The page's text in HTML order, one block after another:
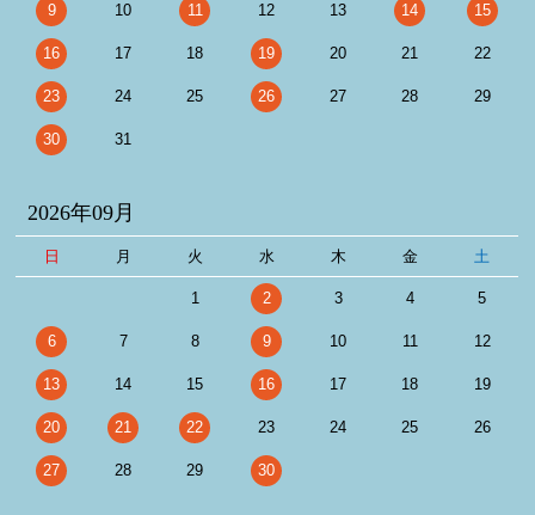
9 10 11 12 13 14 15
16 17 18 19 20 21 22
23 24 25 26 27 28 29
30 31
2026年09月
日 月 火 水 木 金 土
1 2 3 4 5
6 7 8 9 10 11 12
13 14 15 16 17 18 19
20 21 22 23 24 25 26
27 28 29 30